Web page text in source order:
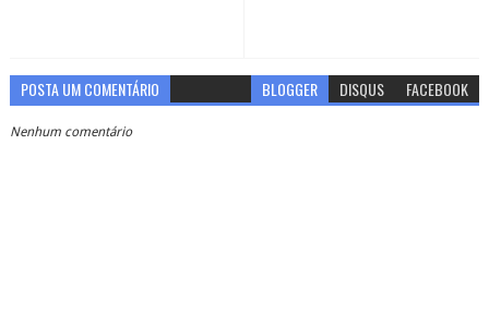
POSTA UM COMENTÁRIO BLOGGER DISQUS FACEBOOK
Nenhum comentário